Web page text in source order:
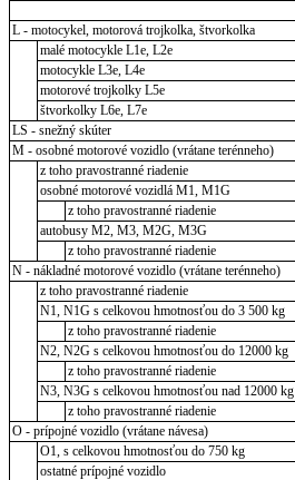
L - motocykel, motorová trojkolka, štvorkolka
malé motocykle L1e, L2e
motocykle L3e, L4e
motorové trojkolky L5e
štvorkolky L6e, L7e
LS - snežný skúter
M - osobné motorové vozidlo (vrátane terénneho)
z toho pravostranné riadenie
osobné motorové vozidlá M1, M1G
z toho pravostranné riadenie
autobusy M2, M3, M2G, M3G
z toho pravostranné riadenie
N - nákladné motorové vozidlo (vrátane terénneho)
z toho pravostranné riadenie
N1, N1G s celkovou hmotnosťou do 3 500 kg
z toho pravostranné riadenie
N2, N2G s celkovou hmotnosťou do 12000 kg
z toho pravostranné riadenie
N3, N3G s celkovou hmotnosťou nad 12000 kg
z toho pravostranné riadenie
O - prípojné vozidlo (vrátane návesa)
O1, s celkovou hmotnosťou do 750 kg
ostatné prípojné vozidlo